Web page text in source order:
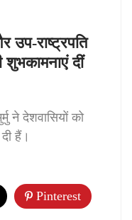
उप-राष्‍ट्रपति
शुभकामनाएं दीं
ने देशवासियों को
हैं।
Pinterest